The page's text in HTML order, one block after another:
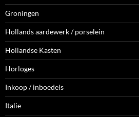
Groningen
Hollands aardewerk / porselein
Hollandse Kasten
Horloges
Inkoop / inboedels
Italie